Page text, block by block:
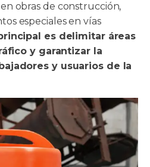
en obras de construcción,
especiales en vías
es delimitar áreas
y garantizar la
y usuarios de la